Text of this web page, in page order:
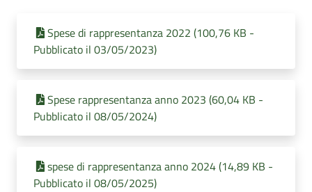
Spese di rappresentanza 2022 (100,76 KB -
Pubblicato il 03/05/2023)
Spese rappresentanza anno 2023 (60,04 KB -
Pubblicato il 08/05/2024)
spese di rappresentanza anno 2024 (14,89 KB -
Pubblicato il 08/05/2025)